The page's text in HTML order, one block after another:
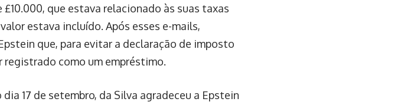
que estava relacionado às suas taxas
estava incluído. Após esses e-mails,
que, para evitar a declaração de imposto
registrado como um empréstimo.
17 de setembro, da Silva agradeceu a Epstein